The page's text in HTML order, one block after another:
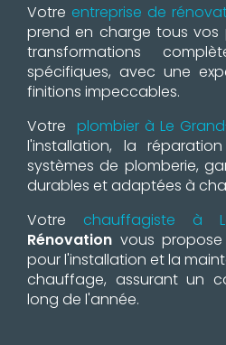
Votre entreprise de
prend en charge tous vos
transformations
spécifiques, avec une
finitions impeccables.
Votre plombier à Le
l'installation, la
systèmes de plomberie,
durables et adaptées à
Votre chauffagiste à
Rénovation vous
pour l'installation et la
chauffage, assurant un
long de l'année.